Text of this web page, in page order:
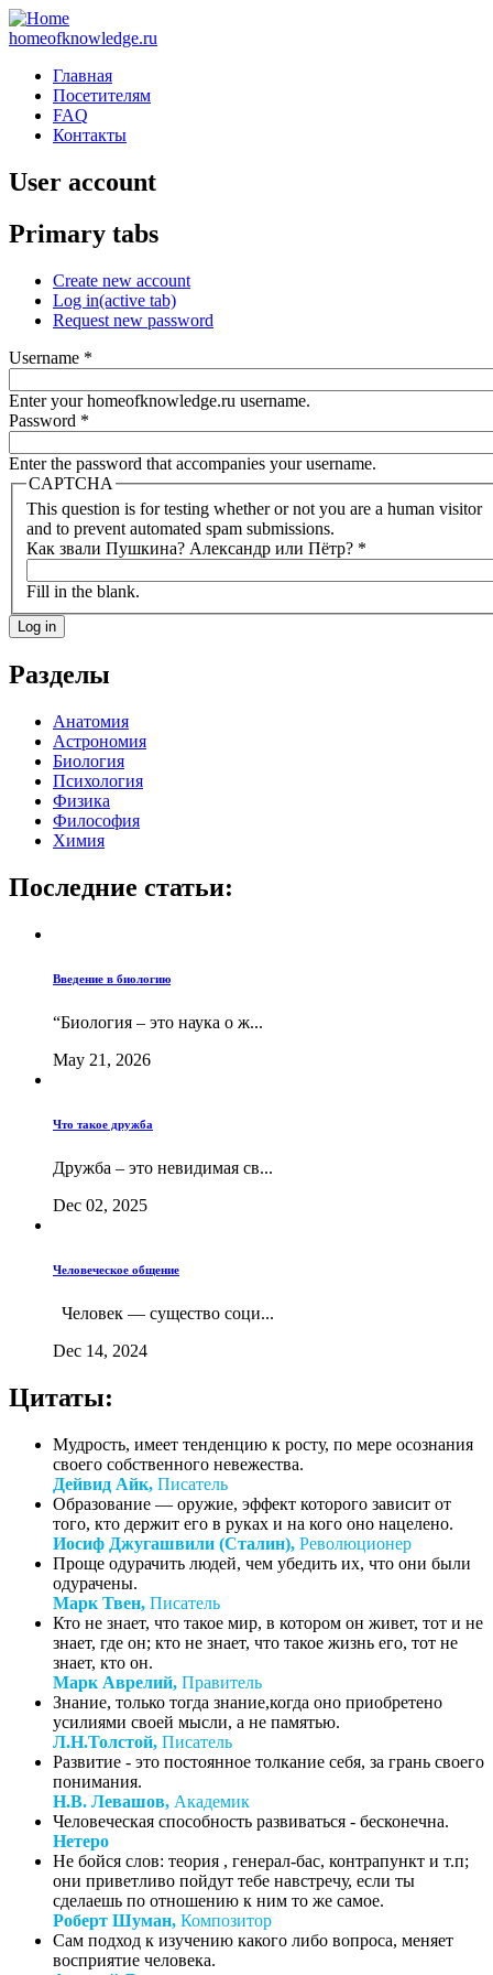
homeofknowledge.ru
Главная
Посетителям
FAQ
Контакты
User account
Primary tabs
Create new account
Log in(active tab)
Request new password
Username *
Enter your homeofknowledge.ru username.
Password *
Enter the password that accompanies your username.
CAPTCHA
This question is for testing whether or not you are a human visitor
and to prevent automated spam submissions.
Как звали Пушкина? Александр или Пётр? *
Fill in the blank.
Разделы
Анатомия
Астрономия
Биология
Психология
Физика
Философия
Химия
Последние статьи:
Введение в биологию
“Биология – это наука о ж...
May 21, 2026
Что такое дружба
Дружба – это невидимая св...
Dec 02, 2025
Человеческое общение
Человек — существо соци...
Dec 14, 2024
Цитаты:
Мудрость, имеет тенденцию к росту, по мере осознания
своего собственного невежества.
Дейвид Айк, Писатель
Образование — оружие, эффект которого зависит от
того, кто держит его в руках и на кого оно нацелено.
Иосиф Джугашвили (Сталин), Революционер
Проще одурачить людей, чем убедить их, что они были
одурачены.
Марк Твен, Писатель
Кто не знает, что такое мир, в котором он живет, тот и не
знает, где он; кто не знает, что такое жизнь его, тот не
знает, кто он.
Марк Аврелий, Правитель
Знание, только тогда знание,когда оно приобретено
усилиями своей мысли, а не памятью.
Л.Н.Толстой, Писатель
Развитие - это постоянное толкание себя, за грань своего
понимания.
Н.В. Левашов, Академик
Человеческая способность развиваться - бесконечна.
Нетеро
Не бойся слов: теория , генерал-бас, контрапункт и т.п;
они приветливо пойдут тебе навстречу, если ты
сделаешь по отношению к ним то же самое.
Роберт Шуман, Композитор
Сам подход к изучению какого либо вопроса, меняет
восприятие человека.